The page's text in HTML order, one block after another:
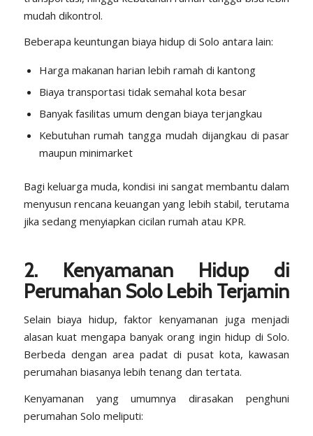
mudah dikontrol.
Beberapa keuntungan biaya hidup di Solo antara lain:
Harga makanan harian lebih ramah di kantong
Biaya transportasi tidak semahal kota besar
Banyak fasilitas umum dengan biaya terjangkau
Kebutuhan rumah tangga mudah dijangkau di pasar
maupun minimarket
Bagi keluarga muda, kondisi ini sangat membantu dalam
menyusun rencana keuangan yang lebih stabil, terutama
jika sedang menyiapkan cicilan rumah atau KPR.
2. Kenyamanan Hidup di
Perumahan Solo Lebih Terjamin
Selain biaya hidup, faktor kenyamanan juga menjadi
alasan kuat mengapa banyak orang ingin hidup di Solo.
Berbeda dengan area padat di pusat kota, kawasan
perumahan biasanya lebih tenang dan tertata.
Kenyamanan yang umumnya dirasakan penghuni
perumahan Solo meliputi: